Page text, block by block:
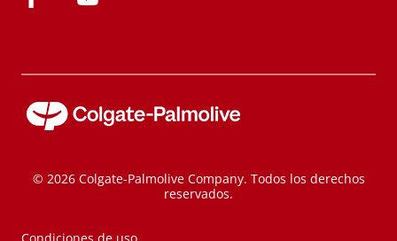
© 2026 Colgate-Palmolive Company. Todos los derechos
reservados.